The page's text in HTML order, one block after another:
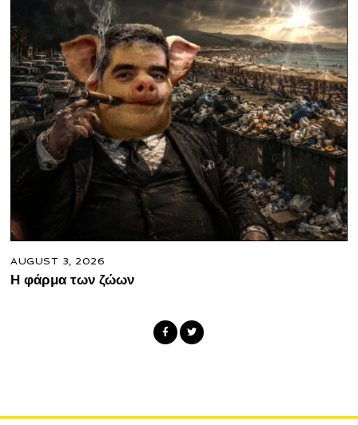
AUGUST 3, 2026
Η φάρμα των ζώων